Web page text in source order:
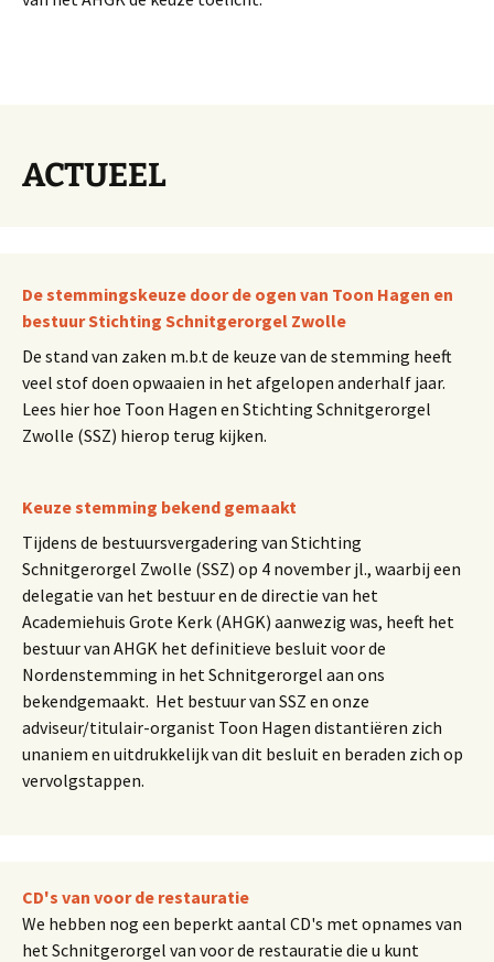
ACTUEEL
De stemmingskeuze door de ogen van Toon Hagen en
bestuur Stichting Schnitgerorgel Zwolle
De stand van zaken m.b.t de keuze van de stemming heeft
veel stof doen opwaaien in het afgelopen anderhalf jaar.
Lees hier hoe Toon Hagen en Stichting Schnitgerorgel
Zwolle (SSZ) hierop terug kijken.
Keuze stemming bekend gemaakt
Tijdens de bestuursvergadering van Stichting
Schnitgerorgel Zwolle (SSZ) op 4 november jl., waarbij een
delegatie van het bestuur en de directie van het
Academiehuis Grote Kerk (AHGK) aanwezig was, heeft het
bestuur van AHGK het definitieve besluit voor de
Nordenstemming in het Schnitgerorgel aan ons
bekendgemaakt. Het bestuur van SSZ en onze
adviseur/titulair-organist Toon Hagen distantiëren zich
unaniem en uitdrukkelijk van dit besluit en beraden zich op
vervolgstappen.
CD's van voor de restauratie
We hebben nog een beperkt aantal CD's met opnames van
het Schnitgerorgel van voor de restauratie die u kunt